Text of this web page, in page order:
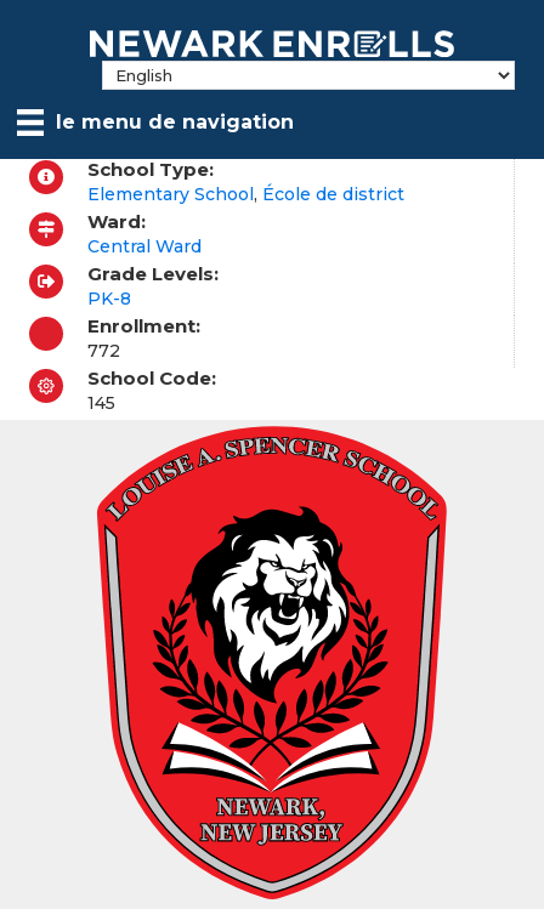
contentle menu de navigation
School Type:
Elementary School, École de district
Ward:
Central Ward
Grade Levels:
PK-8
Enrollment:
772
School Code:
145